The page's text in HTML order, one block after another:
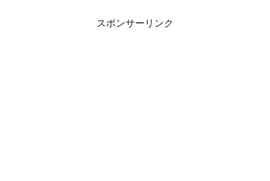
さと見やすさが両方アップしたこと・サ
ポカーSワイド対応など、親世代も安心し
ん。この記事では、出願でわかった事実
と、中身の予想を、できるだけやさしく
スポンサーリンク